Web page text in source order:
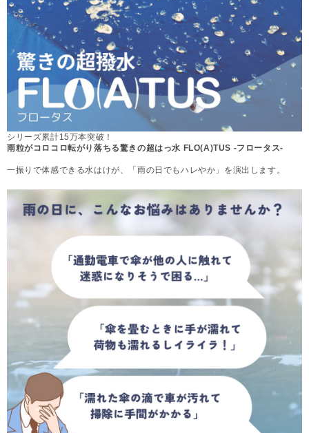
シリーズ累計15万本突破！
雨粒がコロコロ転がり落ちる驚きの超はっ水 FLO(A)TUS -フロータス-
一振りで体感できる水はけが、「雨の日でもハレやか」を演出します。